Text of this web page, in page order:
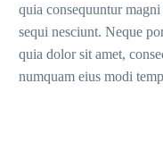
quia consequuntur
sequi nesciunt. Neque
quia dolor sit amet,
numquam eius modi